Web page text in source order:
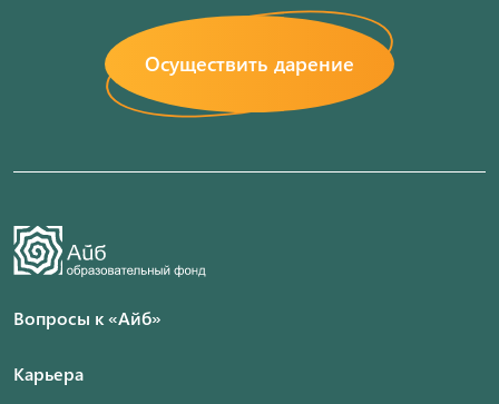
Осуществить дарение
Вопросы к «Айб»
Карьера